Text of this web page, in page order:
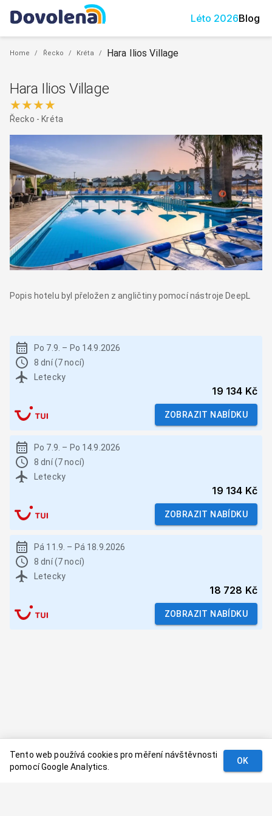
Léto 2026Blog
Home / Řecko / Kréta / Hara Ilios Village
Hara Ilios Village
★★★★
Řecko - Kréta
Popis hotelu byl přeložen z angličtiny pomocí nástroje DeepL
Po 7.9. – Po 14.9.2026
8 dní (7 nocí)
Letecky
19 134 Kč
ZOBRAZIT NABÍDKU
Po 7.9. – Po 14.9.2026
8 dní (7 nocí)
Letecky
19 134 Kč
ZOBRAZIT NABÍDKU
Pá 11.9. – Pá 18.9.2026
8 dní (7 nocí)
Letecky
18 728 Kč
ZOBRAZIT NABÍDKU
Tento web používá cookies pro měření návštěvnosti
pomocí Google Analytics.
OK